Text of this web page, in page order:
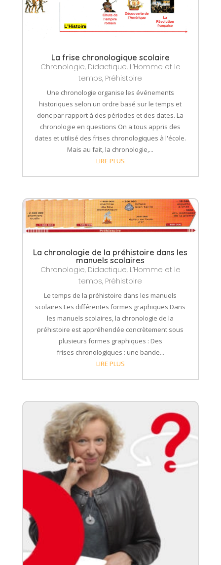
La frise chronologique scolaire
Chronologie, Didactique, L’Homme et le
temps, Préhistoire
Une chronologie organise les événements
historiques selon un ordre basé sur le temps et
donc par rapport à des périodes et des dates. La
chronologie en questions On a tous appris des
dates et utilisé des frises chronologiques à l'école.
Mais au fait, la chronologie,...
LIRE PLUS
La chronologie de la préhistoire dans les
manuels scolaires
Chronologie, Didactique, L’Homme et le
temps, Préhistoire
Le temps de la préhistoire dans les manuels
scolaires Les différentes formes graphiques Dans
les manuels scolaires, la chronologie de la
préhistoire est appréhendée concrètement sous
plusieurs formes graphiques : Des
frises chronologiques : une bande...
LIRE PLUS